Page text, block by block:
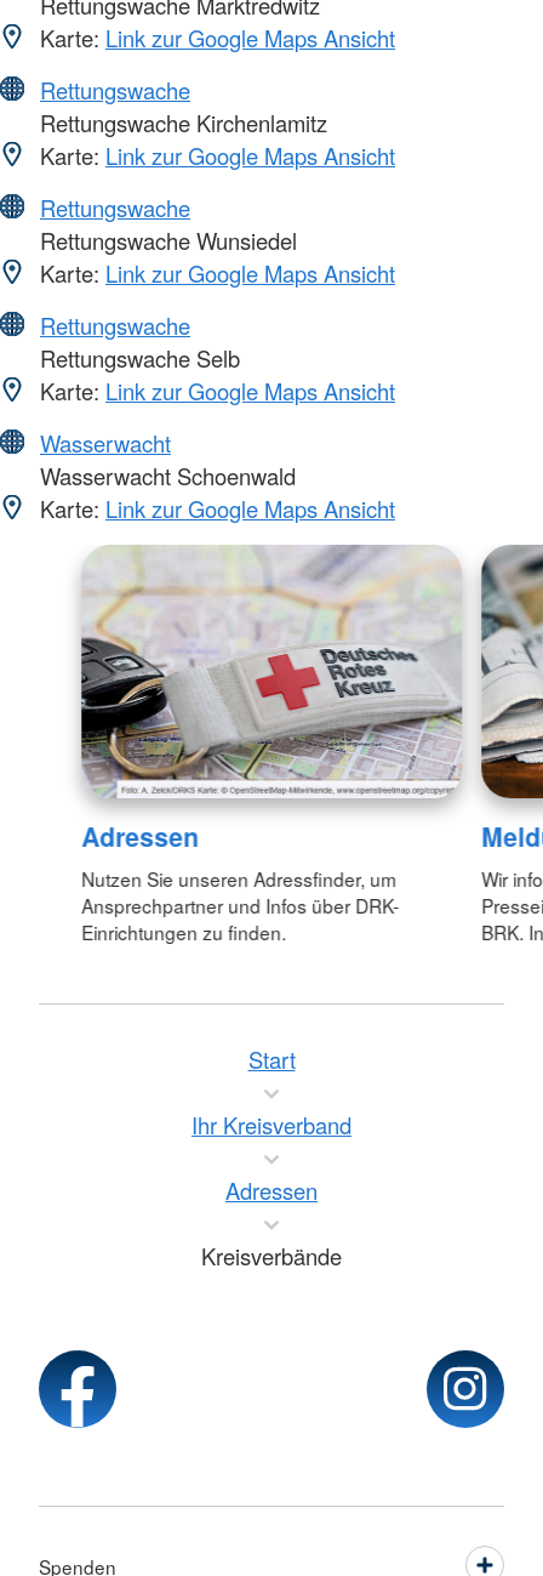
Karte: Link zur Google Maps Ansicht
Rettungswache
Rettungswache Kirchenlamitz
Karte: Link zur Google Maps Ansicht
Rettungswache
Rettungswache Wunsiedel
Karte: Link zur Google Maps Ansicht
Rettungswache
Rettungswache Selb
Karte: Link zur Google Maps Ansicht
Wasserwacht
Wasserwacht Schoenwald
Karte: Link zur Google Maps Ansicht
Adressen
Nutzen Sie unseren Adressfinder, um
Ansprechpartner und Infos über DRK-
Einrichtungen zu finden.
Wir
BRK.
Start
Ihr Kreisverband
Adressen
Kreisverbände
Spenden